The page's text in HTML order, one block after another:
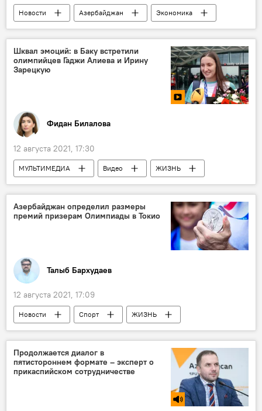
Новости Азербайджан
Экономика
Россия
Курятина Болезнь
Шквал эмоций: в Баку встретили
олимпийцев Гаджи Алиева и Ирину
Зарецкую
Фидан Билалова
12 августа 2021, 17:30
МУЛЬТИМЕДИА Видео
ЖИЗНЬ
Новости мира
Азербайджан
Новости
Азербайджан определил размеры
премий призерам Олимпиады в Токио
Талыб Бархудаев
12 августа 2021, 17:09
Новости Спорт
ЖИЗНЬ
Азербайджан
Олимпиада 2022
призеры
Премия
Продолжается диалог в
пятистороннем формате – эксперт о
прикаспийском сотрудничестве